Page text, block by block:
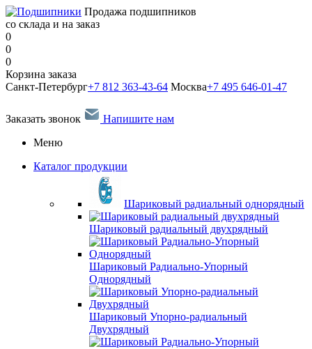
Продажа подшипников
со склада и на заказ
0
0
0
Корзина заказа
Санкт-Петербург+7 812 363-43-64 Москва+7 495 646-01-47
Заказать звонок
Напишите нам
Меню
Каталог продукции
Шариковый радиальный однорядный
Шариковый радиальный двухрядный
Шариковый Радиально-Упорный
Однорядный
Шариковый Упорно-радиальный
Двухрядный